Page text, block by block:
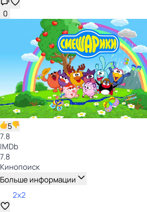
0
5
7.8
IMDb
7.8
Кинопоиск
Больше информации
2x2